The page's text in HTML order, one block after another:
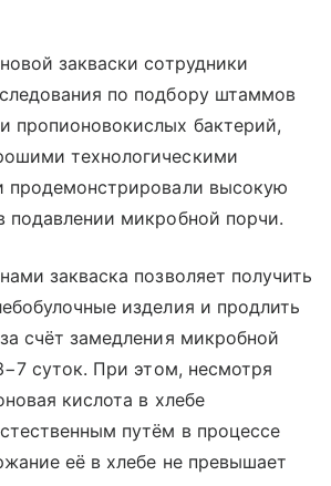
закваски сотрудники
по подбору штаммов
пропионовокислых бактерий,
технологическими
продемонстрировали высокую
подавлении микробной порчи.
закваска позволяет получить
изделия и продлить
счёт замедления микробной
суток. При этом, несмотря
кислота в хлебе
путём в процессе
её в хлебе не превышает